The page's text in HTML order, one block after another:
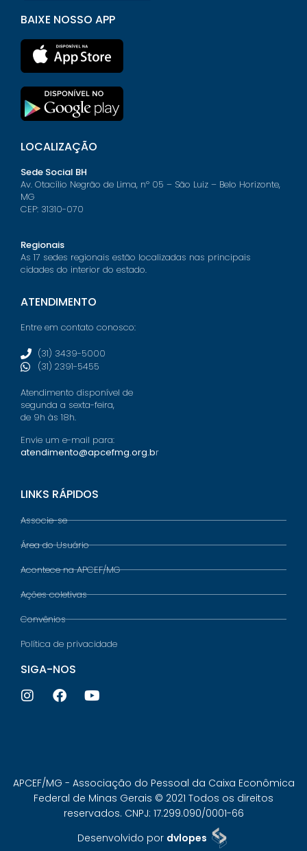
BAIXE NOSSO APP
LOCALIZAÇÃO
Sede Social BH
Av. Otacílio Negrão de Lima, nº 05 – São Luiz – Belo Horizonte,
MG
CEP: 31310-070
Regionais
As 17 sedes regionais estão localizadas nas principais
cidades do interior do estado.
ATENDIMENTO
Entre em contato conosco:
(31) 3439-5000
(31) 2391-5455
Atendimento disponível de
segunda a sexta-feira,
de 9h às 18h.
Envie um e-mail para:
atendimento@apcefmg.org.br
LINKS RÁPIDOS
Associe-se
Área do Usuário
Acontece na APCEF/MG
Ações coletivas
Convênios
Política de privacidade
SIGA-NOS
APCEF/MG - Associação do Pessoal da Caixa Econômica
Federal de Minas Gerais © 2021 Todos os direitos
reservados. CNPJ: 17.299.090/0001-66
Desenvolvido por dvlopes